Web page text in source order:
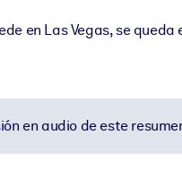
en Las Vegas, se
en audio de este